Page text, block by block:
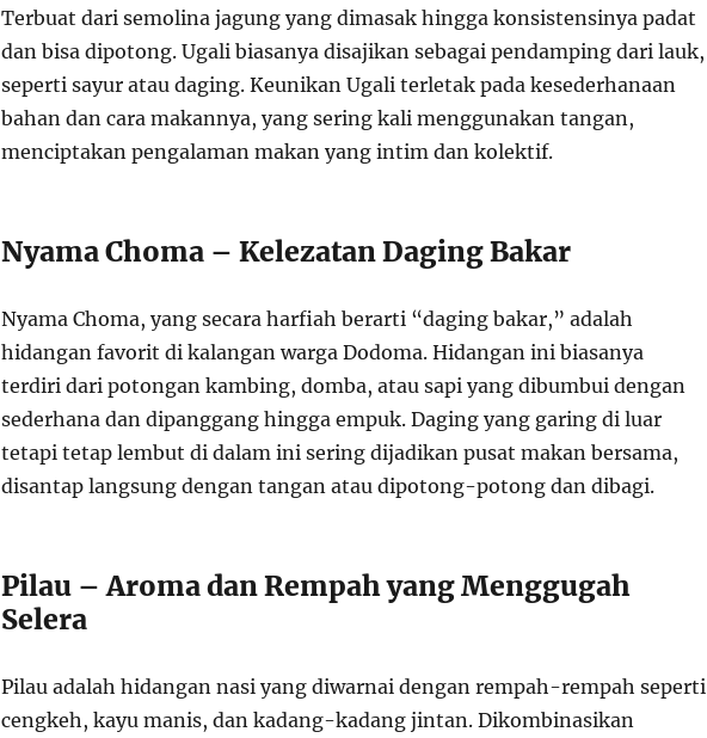
Terbuat dari semolina jagung yang dimasak hingga konsistensinya padat
dan bisa dipotong. Ugali biasanya disajikan sebagai pendamping dari lauk,
seperti sayur atau daging. Keunikan Ugali terletak pada kesederhanaan
bahan dan cara makannya, yang sering kali menggunakan tangan,
menciptakan pengalaman makan yang intim dan kolektif.
Nyama Choma – Kelezatan Daging Bakar
Nyama Choma, yang secara harfiah berarti “daging bakar,” adalah
hidangan favorit di kalangan warga Dodoma. Hidangan ini biasanya
terdiri dari potongan kambing, domba, atau sapi yang dibumbui dengan
sederhana dan dipanggang hingga empuk. Daging yang garing di luar
tetapi tetap lembut di dalam ini sering dijadikan pusat makan bersama,
disantap langsung dengan tangan atau dipotong-potong dan dibagi.
Pilau – Aroma dan Rempah yang Menggugah
Selera
Pilau adalah hidangan nasi yang diwarnai dengan rempah-rempah seperti
cengkeh, kayu manis, dan kadang-kadang jintan. Dikombinasikan